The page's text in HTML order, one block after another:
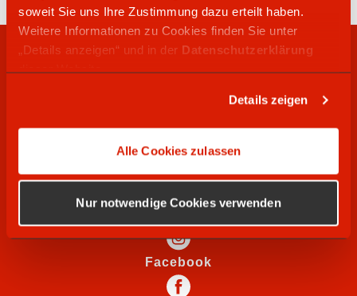
soweit Sie uns Ihre Zustimmung dazu erteilt haben.
Weitere Informationen zu Cookies finden Sie unter
„Details anzeigen“ und in der Datenschutzerklärung
dieser Website.
Details zeigen
Alle Cookies zulassen
Nur notwendige Cookies verwenden
RECHTLICHES
SOCIAL MEDIA
Instagram
Facebook